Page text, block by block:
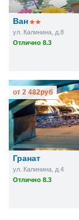
Ван
ул. Калинина, д.8
Отлично 8.3
Гранат
ул. Калинина, д.4
Отлично 8.3
от 2 482руб